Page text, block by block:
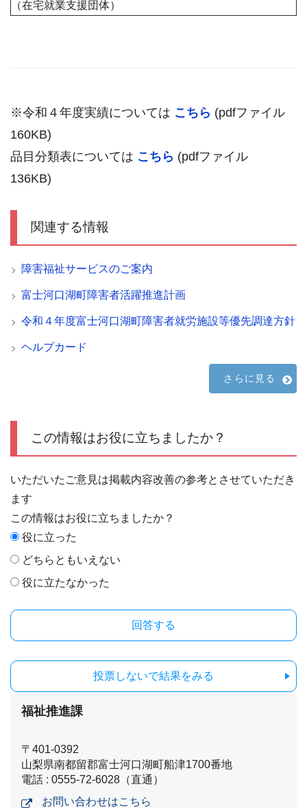
（在宅就業支援団体）
※令和４年度実績については こちら (pdfファイル
160KB)
品目分類表については こちら (pdfファイル
136KB)
関連する情報
障害福祉サービスのご案内
富士河口湖町障害者活躍推進計画
令和４年度富士河口湖町障害者就労施設等優先調達方針
ヘルプカード
さらに見る
この情報はお役に立ちましたか？
いただいたご意見は掲載内容改善の参考とさせていただき
ます
この情報はお役に立ちましたか？
役に立った
どちらともいえない
役に立たなかった
投票しないで結果をみる
福祉推進課
〒401-0392
山梨県南都留郡富士河口湖町船津1700番地
電話 : 0555-72-6028（直通）
お問い合わせはこちら